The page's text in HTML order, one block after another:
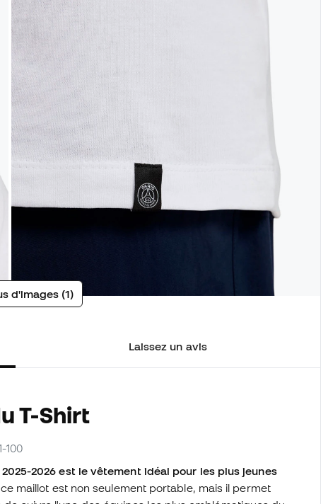
d'images (1)
Laissez un avis
T-Shirt
100
2026 est le vêtement idéal pour les plus jeunes
maillot est non seulement portable, mais il permet